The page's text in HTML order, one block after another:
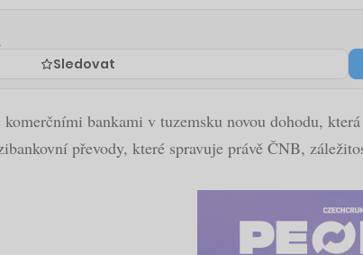
Sledovat
komerčními bankami v tuzemsku novou dohodu,
převody, které spravuje právě ČNB,